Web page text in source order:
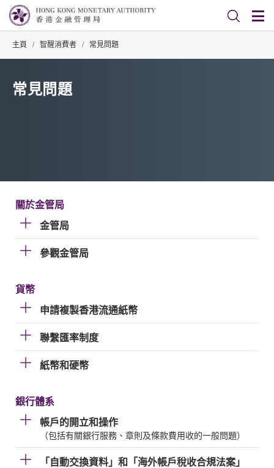
主頁 / 智醒消費者 / 常見問題
常見問題
關於金管局
金管局
參觀金管局
貨幣
申請複製香港流通紙幣
聯繫匯率制度
紙幣和硬幣
銀行體系
帳戶的開立和操作
（包括有關銀行服務、章則及條款費用收的一般問題）
「自動交換資料」和「海外帳戶稅收合規法案」